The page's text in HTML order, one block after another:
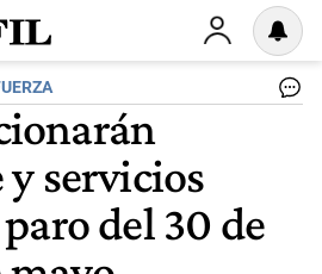
servicios
del 30 de